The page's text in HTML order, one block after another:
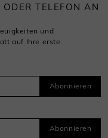
TELEFON AN
und
auf Ihre erste
Abonnieren
Abonnieren